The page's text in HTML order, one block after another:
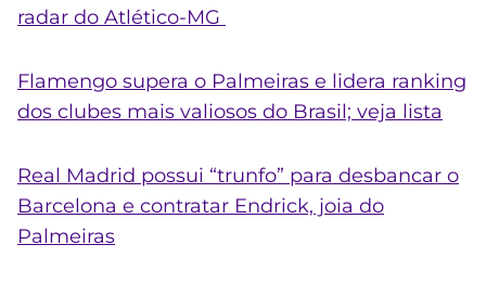
radar do Atlético-MG
Flamengo supera o Palmeiras e lidera ranking
dos clubes mais valiosos do Brasil; veja lista
Real Madrid possui “trunfo” para desbancar o
Barcelona e contratar Endrick, joia do
Palmeiras